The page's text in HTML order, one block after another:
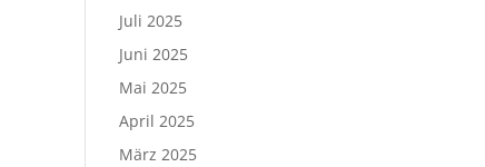
Juli 2025
Juni 2025
Mai 2025
April 2025
März 2025